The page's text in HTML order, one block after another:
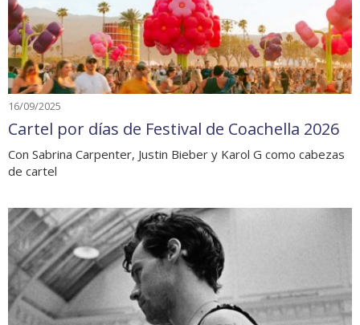
16/09/2025
Cartel por días de Festival de Coachella 2026
Con Sabrina Carpenter, Justin Bieber y Karol G como cabezas
de cartel